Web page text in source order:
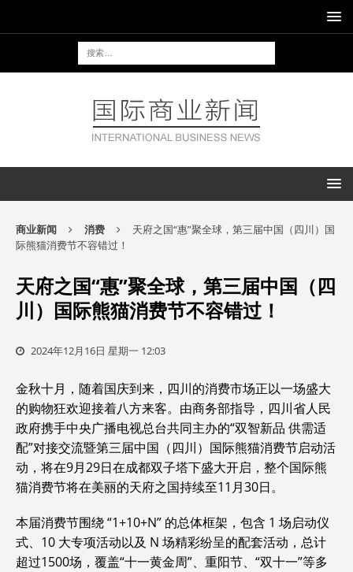
商业新闻 消费
天府之国“惠”聚全球，第三届中国（四川）国
际熊猫消费节不容错过！
天府之国“惠”聚全球，第三届中国（四
川）国际熊猫消费节不容错过！
2024年12月16日 星期一 12:03
金秋十月，随着国庆到来，四川的消费市场正以一场盛大
的购物狂欢迎接着八方来客。由商务部指导，四川省人民
政府携手中央广播电视总台共同主办的“双智新品 供需适
配”对接交流暨第三届中国（四川）国际熊猫消费节启动活
动，将在9月29日在成都双子塔下盛大开启，整个国际熊
猫消费节将在美丽的天府之国持续至11月30日。
本届消费节围绕 “1+10+N” 的总体框架，包含 1 场启动仪
式、10 大专项活动以及 N 场精彩纷呈的配套活动，总计
超过1500场，覆盖“十一黄金周”、重阳节、“双十一”等多